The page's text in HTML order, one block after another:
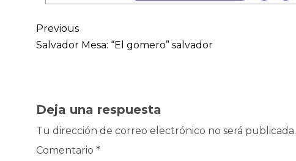
Previous
Salvador Mesa: “El gomero” salvador
Deja una respuesta
Tu dirección de correo electrónico no será publicada.
Comentario *